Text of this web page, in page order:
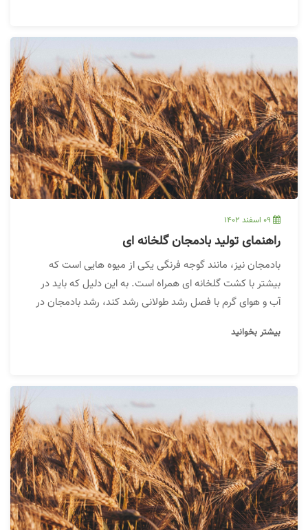
09 اسفند 1402
راهنمای تولید بادمجان گلخانه ای
بادمجان نیز، مانند گوجه فرنگی یکی از میوه هایی است که
بیشتر با کشت گلخانه ای همراه است. به این دلیل که باید در
آب و هوای گرم با فصل رشد طولانی رشد کند، رشد بادمجان در
شما این امکان را می‌دهد که بدون توجه به آب و هوای خود، این
بیشتر بخوانید